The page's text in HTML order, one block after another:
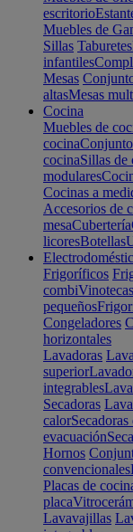
escritorio
Muebles de
Sillas Taburetes
infantiles
Mesas
altasMesas
Cocina
Muebles de
cocina
cocinaSillas de
modulares
Cocinas a
Accesorios de
mesaCubertería
licoresBotellas
Frigoríficos
combiVinotecas
pequeños
Congeladores
horizontales
Lavadoras
superior
integrables
Secadoras
calor
evacuación
Hornos
convencionales
Placas de
placa
Lavavajillas